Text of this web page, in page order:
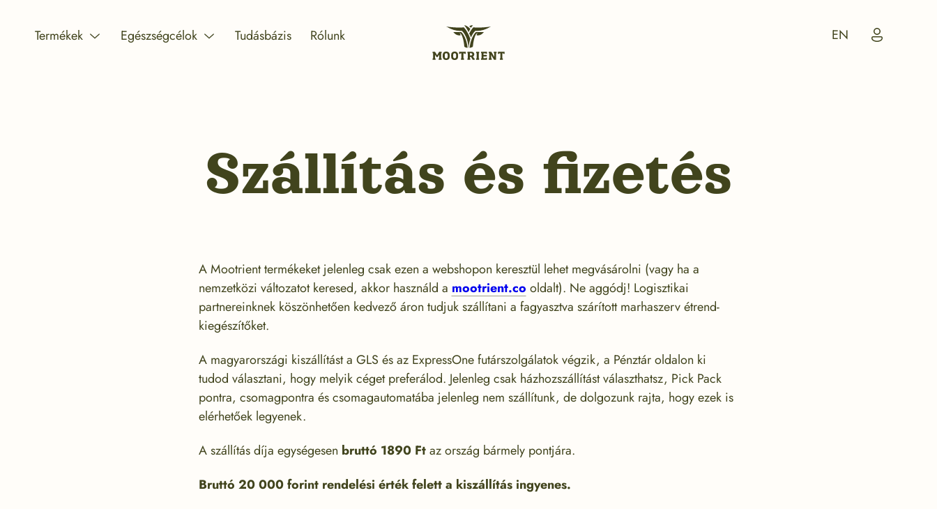
Termékek Menu
Egészségcélok Menu
Tudásbázis
Rólunk
EN
Szállítás és fizetés
A Mootrient termékeket jelenleg csak ezen a webshopon keresztül lehet megvásárolni (vagy ha a
nemzetközi változatot keresed, akkor használd a mootrient.co oldalt). Ne aggódj! Logisztikai
partnereinknek köszönhetően kedvező áron tudjuk szállítani a fagyasztva szárított marhaszerv étrend-
kiegészítőket.
A magyarországi kiszállítást a GLS és az ExpressOne futárszolgálatok végzik, a Pénztár oldalon ki
tudod választani, hogy melyik céget preferálod. Jelenleg csak házhozszállítást választhatsz, Pick Pack
pontra, csomagpontra és csomagautomatába jelenleg nem szállítunk, de dolgozunk rajta, hogy ezek is
elérhetőek legyenek.
A szállítás díja egységesen bruttó 1890 Ftaz ország bármely pontjára.
Bruttó 20 000 forint rendelési érték felett a kiszállítás ingyenes.